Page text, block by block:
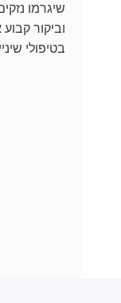
שיגרמו
וביקור
בטיפולי